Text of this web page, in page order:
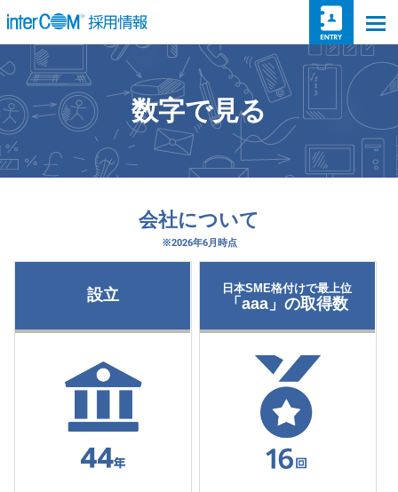
数字で見る
会社について
※2026年6月時点
設立 日本SME格付けで最上位
「aaa」の取得数